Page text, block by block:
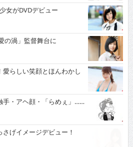
女がDVDデビュー
渦」監督舞台に
らしい笑顔とほんわかし
・アヘ顔・「らめぇ」……
げイメージデビュー！